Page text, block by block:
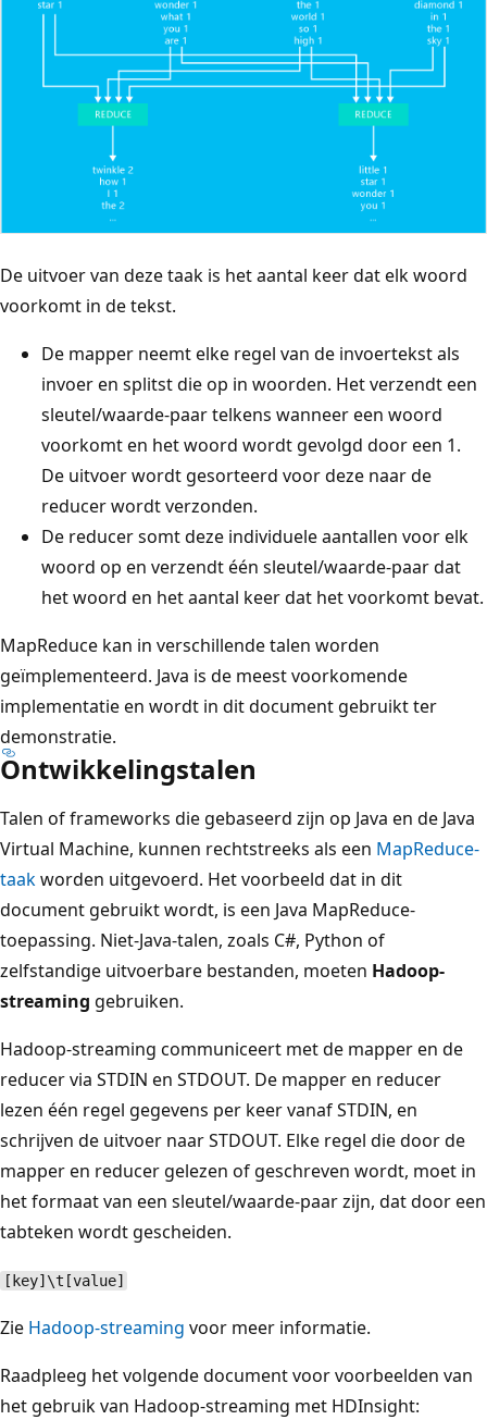
De uitvoer van deze taak is het aantal keer dat elk woord
voorkomt in de tekst.
De mapper neemt elke regel van de invoertekst als
invoer en splitst die op in woorden. Het verzendt een
sleutel/waarde-paar telkens wanneer een woord
voorkomt en het woord wordt gevolgd door een 1.
De uitvoer wordt gesorteerd voor deze naar de
reducer wordt verzonden.
De reducer somt deze individuele aantallen voor elk
woord op en verzendt één sleutel/waarde-paar dat
het woord en het aantal keer dat het voorkomt bevat.
MapReduce kan in verschillende talen worden
geïmplementeerd. Java is de meest voorkomende
implementatie en wordt in dit document gebruikt ter
demonstratie.
Ontwikkelingstalen
Talen of frameworks die gebaseerd zijn op Java en de Java
Virtual Machine, kunnen rechtstreeks als een MapReduce-
taakworden uitgevoerd. Het voorbeeld dat in dit
document gebruikt wordt, is een Java MapReduce-
toepassing. Niet-Java-talen, zoals C#, Python of
zelfstandige uitvoerbare bestanden, moeten Hadoop-
streaming gebruiken.
Hadoop-streaming communiceert met de mapper en de
reducer via STDIN en STDOUT. De mapper en reducer
lezen één regel gegevens per keer vanaf STDIN, en
schrijven de uitvoer naar STDOUT. Elke regel die door de
mapper en reducer gelezen of geschreven wordt, moet in
het formaat van een sleutel/waarde-paar zijn, dat door een
tabteken wordt gescheiden.
[key]\t[value]
Zie Hadoop-streaming voor meer informatie.
Raadpleeg het volgende document voor voorbeelden van
het gebruik van Hadoop-streaming met HDInsight: